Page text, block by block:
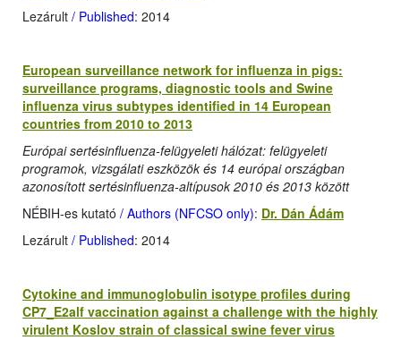
Lezárult / Published: 2014
European surveillance network for influenza in pigs:
surveillance programs, diagnostic tools and Swine
influenza virus subtypes identified in 14 European
countries from 2010 to 2013
Európai sertésinfluenza-felügyeleti hálózat: felügyeleti
programok, vizsgálati eszközök és 14 európai országban
azonosított sertésinfluenza-altípusok 2010 és 2013 között
NÉBIH-es kutató / Authors (NFCSO only): Dr. Dán Ádám
Lezárult / Published: 2014
Cytokine and immunoglobulin isotype profiles during
CP7_E2alf vaccination against a challenge with the highly
virulent Koslov strain of classical swine fever virus